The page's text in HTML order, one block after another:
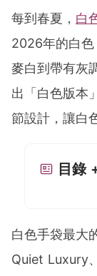
Work hard !
每到春夏， 白
2026年的白色
麥白到帶有灰
出「白色版本
節設計，讓白
目錄
白色手袋最大
Quiet Luxury